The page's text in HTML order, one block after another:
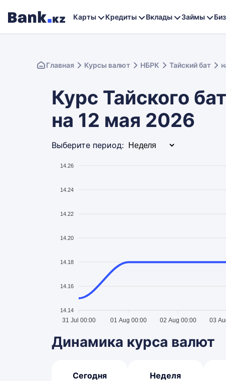
Карты Кредиты Вклады Займы
Главная Курсы валют НБРК Тайский бат
Курс Тайского
на 12 мая 2026
Выберите период:
14.26
14.24
14.22
14.20
14.18
14.16
14.14
31 Jul 00:00 01 Aug 00:00 02 Aug 00:00 03
Динамика курса валют
Сегодня
Неделя